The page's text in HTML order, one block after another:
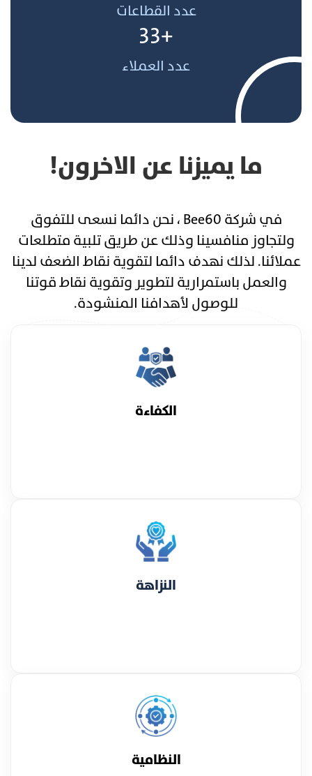
عدد القطاعات
+33
عدد العملاء
ما يميزنا عن الاخرون!
في شركة Bee60 ، نحن دائما نسعى للتفوق
ولتجاوز منافسينا وذلك عن طريق تلبية متطلعات
عملائنا. لذلك نهدف دائما لتقوية نقاط الضعف لدينا
والعمل باستمرارية لتطوير وتقوية نقاط قوتنا
للوصول لأهدافنا المنشودة.
الكفاءة
النزاهة
النظامية